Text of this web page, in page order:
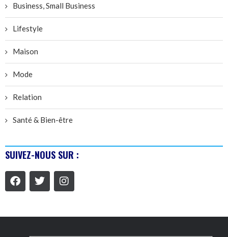
Business, Small Business
Lifestyle
Maison
Mode
Relation
Santé & Bien-être
SUIVEZ-NOUS SUR :